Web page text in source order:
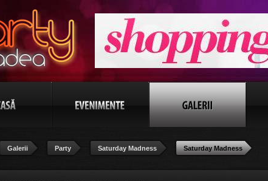
Galerii Party Saturday Madness Saturday Madness